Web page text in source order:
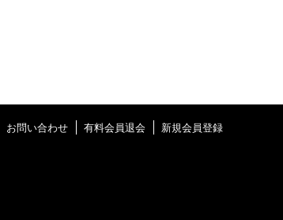
お問い合わせ 有料会員退会 新規会員登録